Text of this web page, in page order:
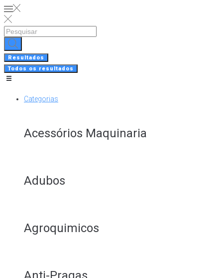
Skip
to
content
Search
Resultados
Todos os resultados
Categorias
Acessórios Maquinaria
Adubos
Agroquimicos